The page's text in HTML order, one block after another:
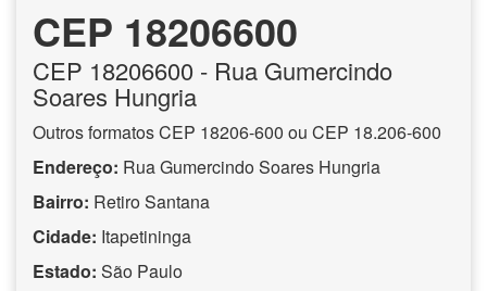
CEP 18206600
CEP 18206600 - Rua Gumercindo
Soares Hungria
Outros formatos CEP 18206-600 ou CEP 18.206-600
Endereço: Rua Gumercindo Soares Hungria
Bairro: Retiro Santana
Cidade: Itapetininga
Estado: São Paulo